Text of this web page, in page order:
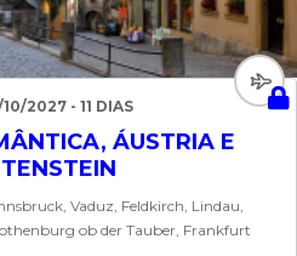
2027 - 11 DIAS
ÁUSTRIA E
Vaduz, Feldkirch, Lindau,
ob der Tauber, Frankfurt